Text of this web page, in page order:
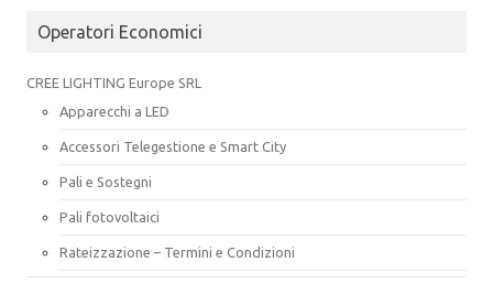
Operatori Economici
CREE LIGHTING Europe SRL
Apparecchi a LED
Accessori Telegestione e Smart City
Pali e Sostegni
Pali fotovoltaici
Rateizzazione – Termini e Condizioni